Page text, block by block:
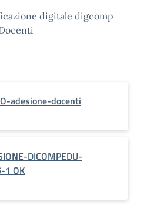
digitale digcomp
adesione-docenti
DICOMPEDU-
1 OK